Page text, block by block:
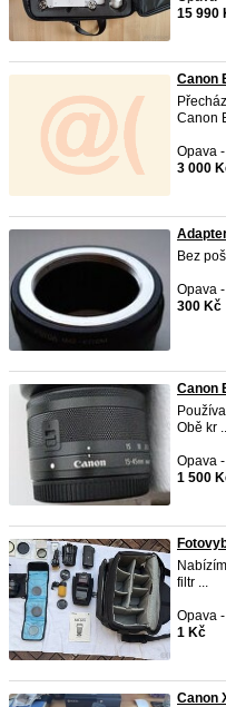
15 990
Canon
Canon
Opava
3 000
Bez
Opava
300 Kč
Canon
Obě kr
Opava
1 500
filtr ...
Opava
1 Kč
Canon